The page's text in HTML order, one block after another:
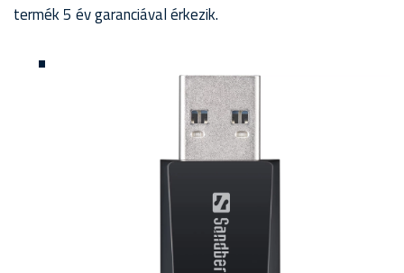
termék 5 év garanciával érkezik.